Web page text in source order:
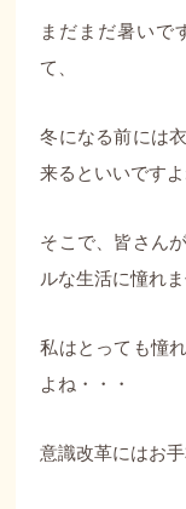
まだまだ暑いで
て、
冬になる前には
来るといいですよ
そこで、皆さん
ルな生活に憧れ
私はとっても憧
よね・・・
意識改革にはお